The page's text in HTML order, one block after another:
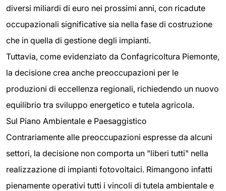
diversi miliardi di euro nei prossimi anni, con ricadute
occupazionali significative sia nella fase di costruzione
che in quella di gestione degli impianti.
Tuttavia, come evidenziato da Confagricoltura Piemonte,
la decisione crea anche preoccupazioni per le
produzioni di eccellenza regionali, richiedendo un nuovo
equilibrio tra sviluppo energetico e tutela agricola.
Sul Piano Ambientale e Paesaggistico
Contrariamente alle preoccupazioni espresse da alcuni
settori, la decisione non comporta un "liberi tutti" nella
realizzazione di impianti fotovoltaici. Rimangono infatti
pienamente operativi tutti i vincoli di tutela ambientale e